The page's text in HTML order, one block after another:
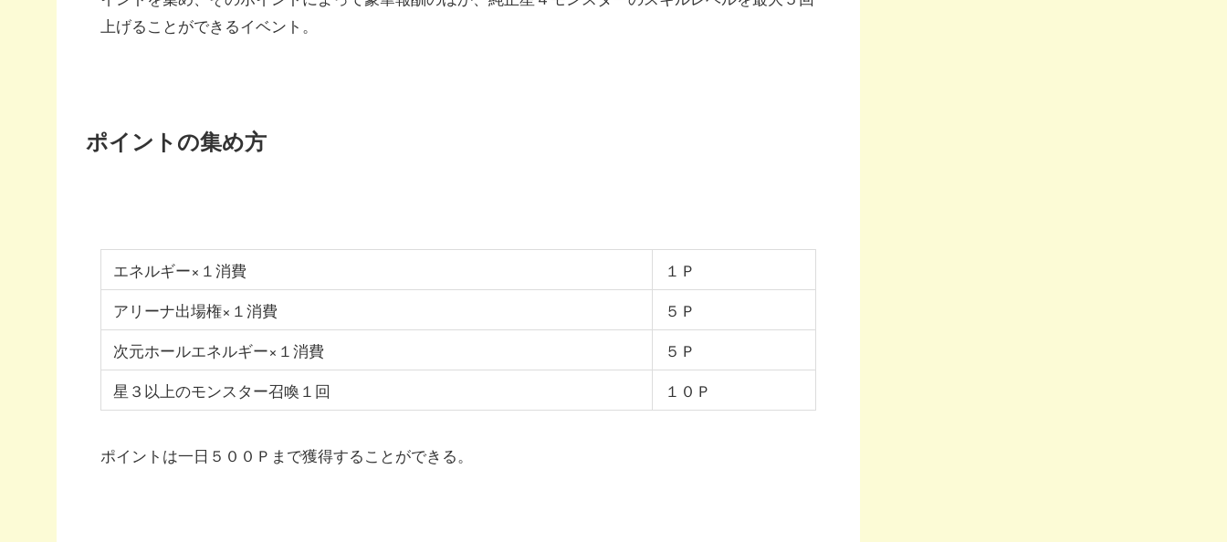
上げることができるイベント。
ポイントの集め方
エネルギー×１消費
１Ｐ
アリーナ出場権×１消費
５Ｐ
次元ホールエネルギー×１消費
５Ｐ
星３以上のモンスター召喚１回
１０Ｐ
ポイントは一日５００Ｐまで獲得することができる。